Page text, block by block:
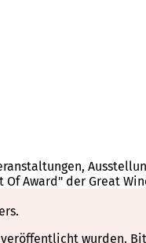
Award" der Great
wurden.